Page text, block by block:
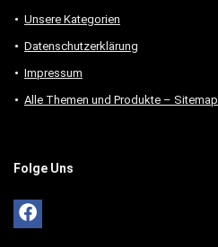
Unsere Kategorien
Datenschutzerklärung
Impressum
Alle Themen und Produkte – Sitemap
Folge Uns